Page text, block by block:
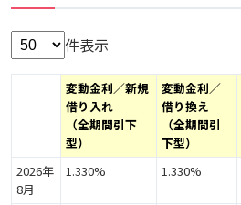
件表示
変動金利／新規
借り入れ
（全期間引下
型）
変動金利／
借り換え
（全期間引
下型）
2026年
8月
1.330% 1.330%